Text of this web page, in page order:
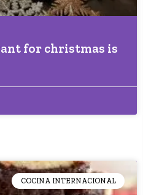
for christmas is
COCINA INTERNACIONAL